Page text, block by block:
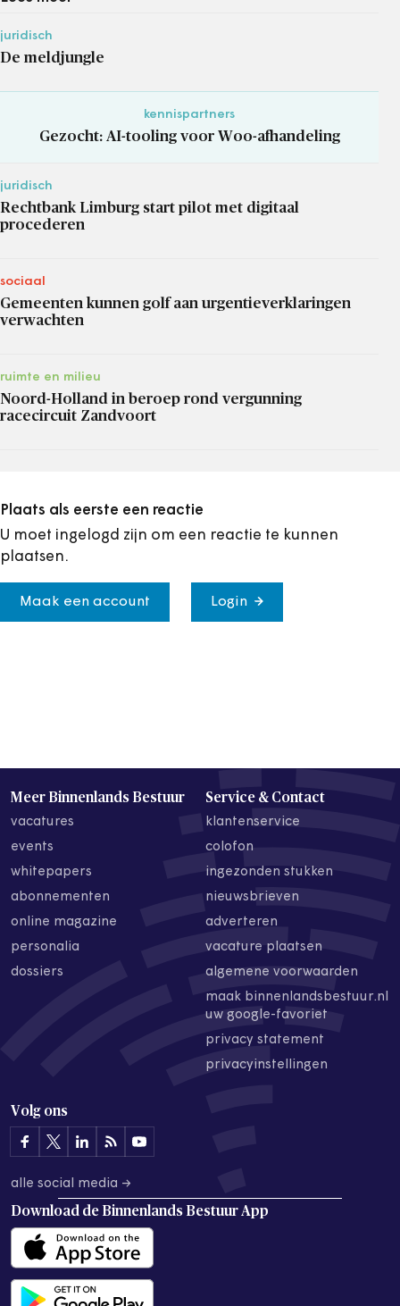
juridisch
De meldjungle
kennispartners
Gezocht: AI-tooling voor Woo-afhandeling
juridisch
Rechtbank Limburg start pilot met digitaal
procederen
sociaal
Gemeenten kunnen golf aan urgentieverklaringen
verwachten
ruimte en milieu
Noord-Holland in beroep rond vergunning
racecircuit Zandvoort
Plaats als eerste een reactie
U moet ingelogd zijn om een reactie te kunnen
plaatsen.
Maak een account Login
Meer Binnenlands Bestuur
vacatures
events
whitepapers
abonnementen
online magazine
personalia
dossiers
Service & Contact
klantenservice
colofon
ingezonden stukken
nieuwsbrieven
adverteren
vacature plaatsen
algemene voorwaarden
maak binnenlandsbestuur.nl
uw google-favoriet
privacy statement
privacyinstellingen
Volg ons
alle social media →
Download de Binnenlands Bestuur App